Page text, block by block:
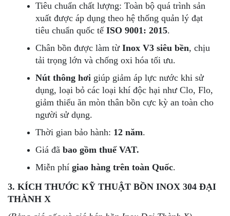
Tiêu chuẩn chất lượng: Toàn bộ quá trình sản
xuất được áp dụng theo hệ thống quản lý đạt
tiêu chuẩn quốc tế ISO 9001: 2015.
Chân bồn được làm từInox V3 siêu bền, chịu
tải trọng lớn và chống oxi hóa tối ưu.
Nút thông hơi giúp giảm áp lực nước khi sử
dụng, loại bỏ các loại khí độc hại như Clo, Flo,
giảm thiểu ăn mòn thân bồn cực kỳ an toàn cho
người sử dụng.
Thời gian bảo hành: 12 năm.
Giá đã bao gồm thuế VAT.
Miễn phí giao hàng trên toàn Quốc.
3. KÍCH THƯỚC KỸ THUẬT BỒN INOX 304 ĐẠI
THÀNH X